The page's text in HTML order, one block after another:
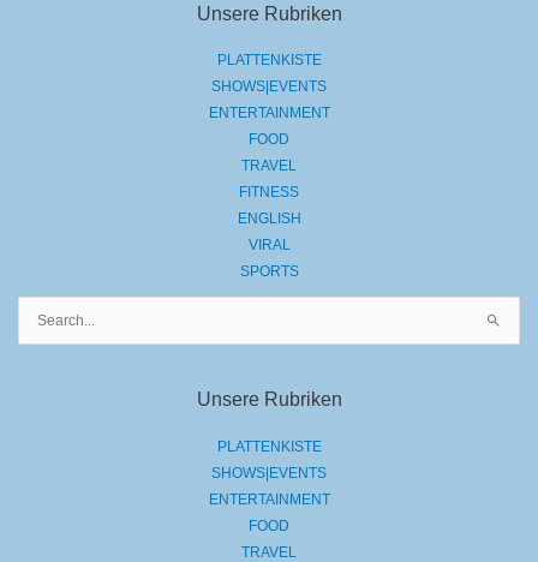
Unsere Rubriken
PLATTENKISTE
SHOWS|EVENTS
ENTERTAINMENT
FOOD
TRAVEL
FITNESS
ENGLISH
VIRAL
SPORTS
Unsere Rubriken
PLATTENKISTE
SHOWS|EVENTS
ENTERTAINMENT
FOOD
TRAVEL